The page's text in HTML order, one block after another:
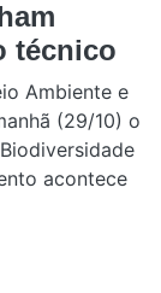
técnico
Ambiente e
(29/10) o
acontece